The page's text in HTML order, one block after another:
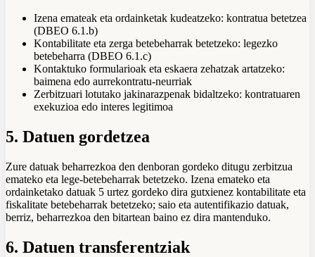
Izena emateak eta ordainketak kudeatzeko: kontratua betetzea
(DBEO 6.1.b)
Kontabilitate eta zerga betebeharrak betetzeko: legezko
betebeharra (DBEO 6.1.c)
Kontaktuko formularioak eta eskaera zehatzak artatzeko:
baimena edo aurrekontratu-neurriak
Zerbitzuari lotutako jakinarazpenak bidaltzeko: kontratuaren
exekuzioa edo interes legitimoa
5. Datuen gordetzea
Zure datuak beharrezkoa den denboran gordeko ditugu zerbitzua
emateko eta lege-betebeharrak betetzeko. Izena emateko eta
ordainketako datuak 5 urtez gordeko dira gutxienez kontabilitate eta
fiskalitate betebeharrak betetzeko; saio eta autentifikazio datuak,
berriz, beharrezkoa den bitartean baino ez dira mantenduko.
6. Datuen transferentziak